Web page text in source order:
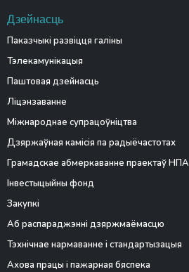
Дзейнасць
Паказчыкі развіцця галіны
Тэлекамунікацыя
Паштовая дзейнасць
Ліцэнзаванне
Міжнароднае супрацоўніцтва
Дзяржаўная камісія па радыёчастотах
Грамадскае абмеркаванне праектаў НПА
Інвестыцыйны фонд
Закупкі
Аб распараджэнні дзяржмаёмасцю
Тэхнічнае нармаванне і стандартызацыя
Ахова працы і пажарная бяспека